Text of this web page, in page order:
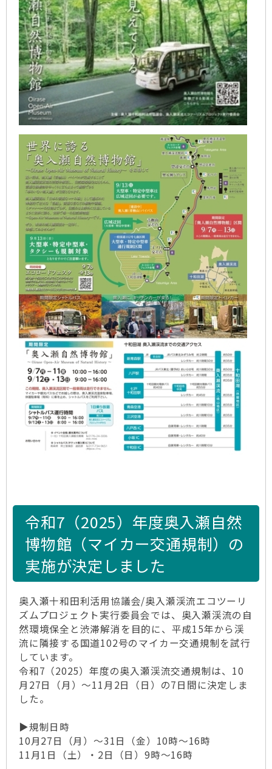
令和7（2025）年度奥入瀬自然
博物館（マイカー交通規制）の
実施が決定しました
奥入瀬十和田利活用協議会/奥入瀬渓流エコツーリ
ズムプロジェクト実行委員会では、奥入瀬渓流の自
然環境保全と渋滞解消を目的に、平成15年から渓
流に隣接する国道102号のマイカー交通規制を試行
しています。
令和7（2025）年度の奥入瀬渓流交通規制は、10
月27日（月）～11月2日（日）の7日間に決定しま
した。
▶規制日時
10月27日（月）～31日（金）10時～16時
11月1日（土）・2日（日）9時～16時